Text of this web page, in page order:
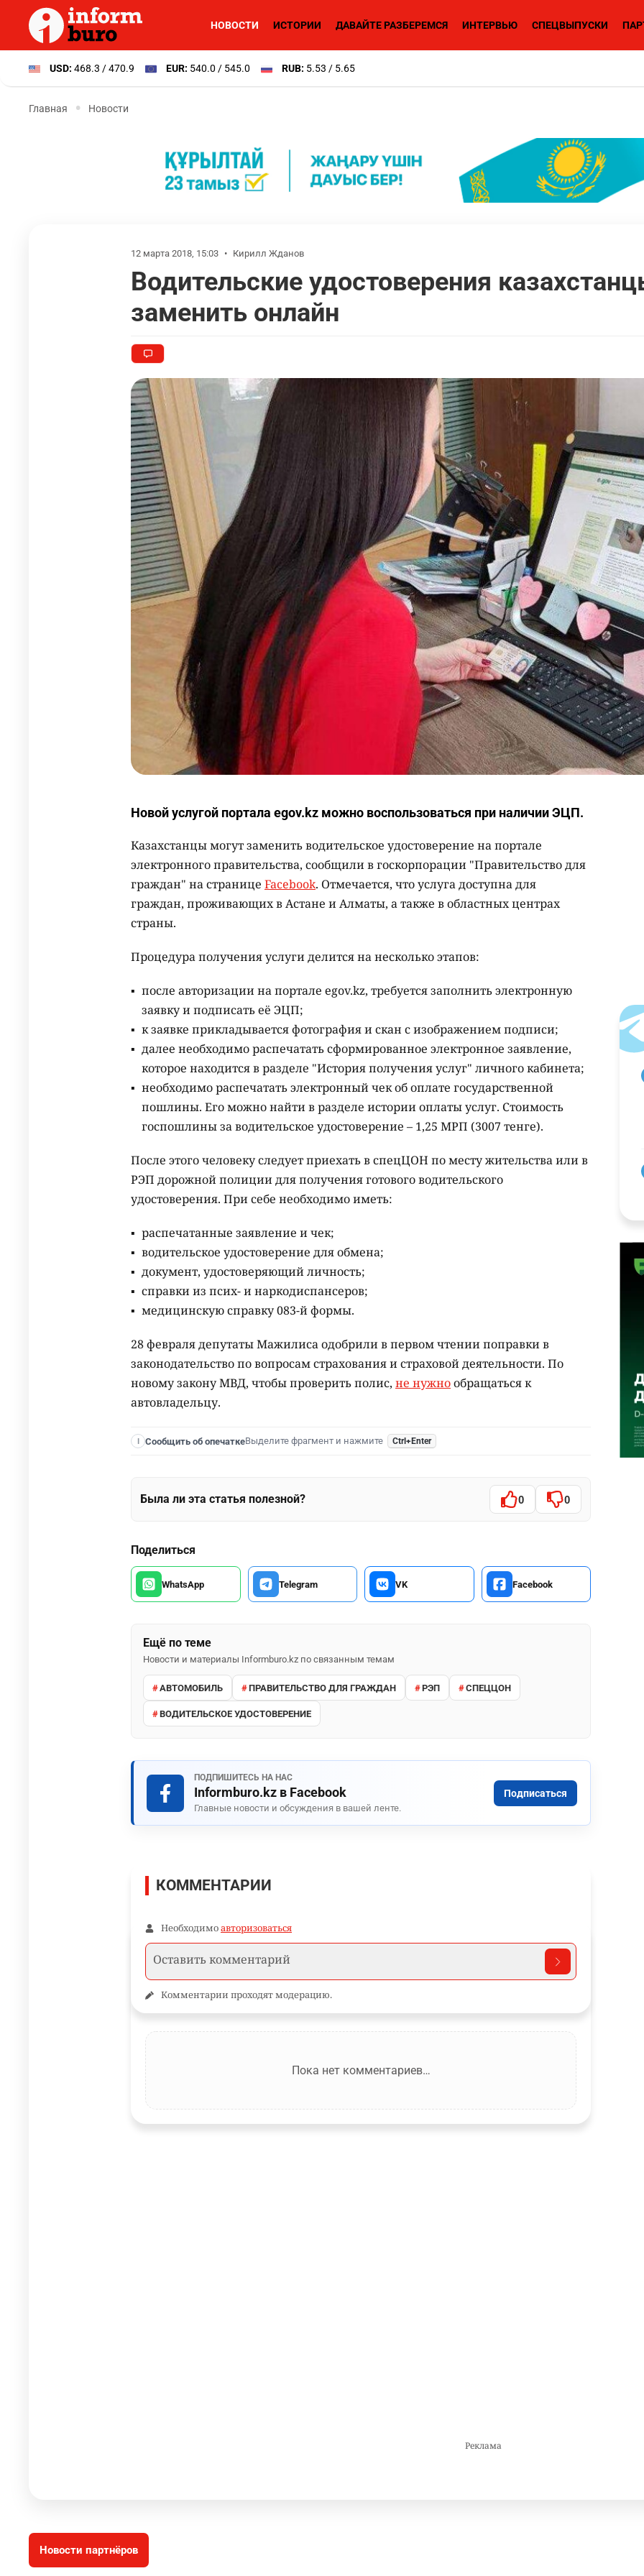
НОВОСТИ ИСТОРИИ ДАВАЙТЕ РАЗБЕРЕМСЯ ИНТЕРВЬЮ СПЕЦВЫПУСКИ
USD: 468.3 / 470.9 EUR: 540.0 / 545.0 RUB: 5.53 / 5.65
Главная Новости
12 марта 2018, 15:03 • Кирилл Жданов
Водительские удостоверения
заменить онлайн
Новой услугой портала egov.kz можно воспользоваться при наличии ЭЦП.
Казахстанцы могут заменить водительское удостоверение на портале
электронного правительства, сообщили в госкорпорации "Правительство для
граждан" на странице Facebook. Отмечается, что услуга доступна для
граждан, проживающих в Астане и Алматы, а также в областных центрах
страны.
Процедура получения услуги делится на несколько этапов:
после авторизации на портале еgov.kz, требуется заполнить электронную
заявку и подписать её ЭЦП;
к заявке прикладывается фотография и скан с изображением подписи;
далее необходимо распечатать сформированное электронное заявление,
которое находится в разделе "История получения услуг" личного кабинета;
необходимо распечатать электронный чек об оплате государственной
пошлины. Его можно найти в разделе истории оплаты услуг. Стоимость
госпошлины за водительское удостоверение – 1,25 МРП (3007 тенге).
После этого человеку следует приехать в спецЦОН по месту жительства или в
РЭП дорожной полиции для получения готового водительского
удостоверения. При себе необходимо иметь:
распечатанные заявление и чек;
водительское удостоверение для обмена;
документ, удостоверяющий личность;
справки из псих- и наркодиспансеров;
медицинскую справку 083-й формы.
28 февраля депутаты Мажилиса одобрили в первом чтении поправки в
законодательство по вопросам страхования и страховой деятельности. По
новому закону МВД, чтобы проверить полис, не нужнообращаться к
автовладельцу.
I Сообщить об опечаткеВыделите фрагмент и нажмите Ctrl+Enter
Была ли эта статья полезной? 0 0
Поделиться
WhatsApp Telegram VK Facebook
Ещё по теме
Новости и материалы Informburo.kz по связанным темам
АВТОМОБИЛЬ ПРАВИТЕЛЬСТВО ДЛЯ ГРАЖДАН РЭП СПЕЦЦОН
ВОДИТЕЛЬСКОЕ УДОСТОВЕРЕНИЕ
ПОДПИШИТЕСЬ НА НАС
Informburo.kz в Facebook
Главные новости и обсуждения в вашей ленте.
Подписаться
КОММЕНТАРИИ
Необходимоавторизоваться
Комментарии проходят модерацию.
Пока нет комментариев…
Новости партнёров